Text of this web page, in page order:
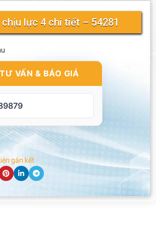
lực 4 chi tiết – 54281
VẤN & BÁO GIÁ
gắn kết